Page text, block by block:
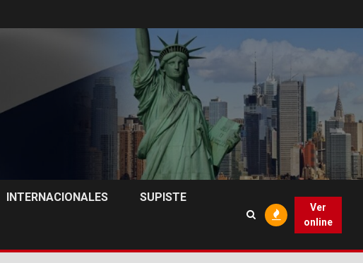
INTERNACIONALES SUPISTE
Ver
online